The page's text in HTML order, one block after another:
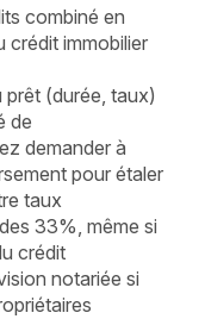
combiné en
crédit immobilier
(durée, taux)
de
demander à
pour étaler
taux
33%, même si
crédit
notariée si